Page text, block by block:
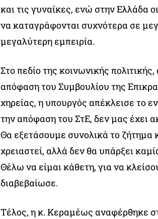
και τις γυναίκες, ενώ στην Ελλάδα
να καταγράφονται συχνότερα σε
μεγαλύτερη εμπειρία.
Στο πεδίο της κοινωνικής
απόφαση του Συμβουλίου της
χηρείας, η υπουργός απέκλεισε το
την απόφαση του ΣτΕ, δεν μας έχει
Θα εξετάσουμε συνολικά το
χρειαστεί, αλλά δεν θα υπάρξει
Θέλω να είμαι κάθετη, για να
διαβεβαίωσε.
Τέλος, η κ. Κεραμέως αναφέρθηκε